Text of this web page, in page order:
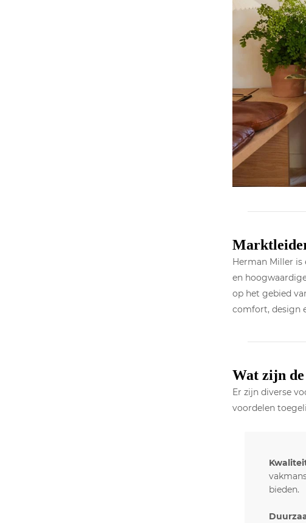
Herman Miller is
en
op het gebied
comfort, design
Wat zijn
Er zijn diverse
voordelen
bieden.